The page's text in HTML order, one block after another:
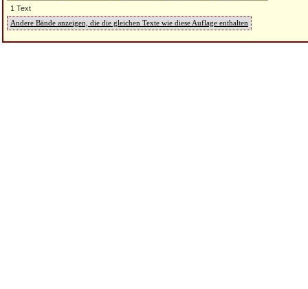
1 Text
Andere Bände anzeigen, die die gleichen Texte wie diese Auflage enthalten